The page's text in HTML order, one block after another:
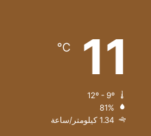
11
℃
81%
1.34 كيلومتر/ساعة